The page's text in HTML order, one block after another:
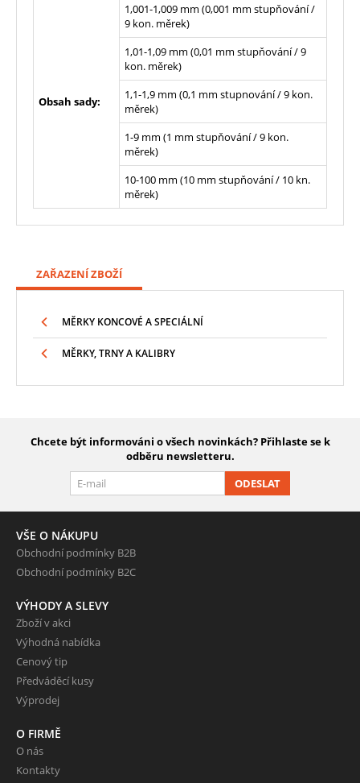
Obsah sady:
1,001-1,009 mm (0,001 mm stupňování /
9 kon. měrek)
1,01-1,09 mm (0,01 mm stupňování / 9
kon. měrek)
1,1-1,9 mm (0,1 mm stupnování / 9 kon.
měrek)
1-9 mm (1 mm stupňování / 9 kon.
měrek)
10-100 mm (10 mm stupňování / 10 kn.
měrek)
ZAŘAZENÍ ZBOŽÍ
MĚRKY KONCOVÉ A SPECIÁLNÍ
MĚRKY, TRNY A KALIBRY
Chcete být informováni o všech novinkách? Přihlaste se k
odběru newsletteru.
ODESLAT
VŠE O NÁKUPU
Obchodní podmínky B2B
Obchodní podmínky B2C
VÝHODY A SLEVY
Zboží v akci
Výhodná nabídka
Cenový tip
Předváděcí kusy
Výprodej
O FIRMĚ
O nás
Kontakty